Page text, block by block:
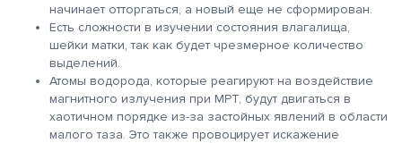
начинает отторгаться, а новый еще не сформирован.
Есть сложности в изучении состояния влагалища,
шейки матки, так как будет чрезмерное количество
выделений.
Атомы водорода, которые реагируют на воздействие
магнитного излучения при МРТ, будут двигаться в
хаотичном порядке из-за застойных явлений в области
малого таза. Это также провоцирует искажение